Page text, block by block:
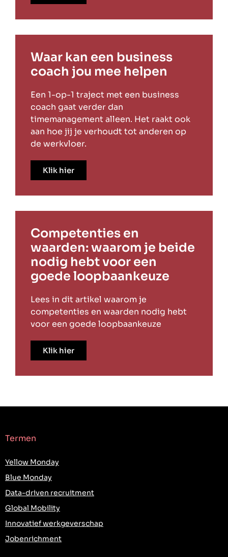
Waar kan een business
coach jou mee helpen
Een 1-op-1 traject met een business
coach gaat verder dan
timemanagement alleen. Het raakt ook
aan hoe jij je verhoudt tot anderen op
de werkvloer.
Klik hier
Competenties en
waarden: waarom je beide
nodig hebt voor een
goede loopbaankeuze
Lees in dit artikel waarom je
competenties en waarden nodig hebt
voor een goede loopbaankeuze
Klik hier
Termen
Yellow Monday
Blue Monday
Data-driven recruitment
Global Mobility
Innovatief werkgeverschap
Jobenrichment